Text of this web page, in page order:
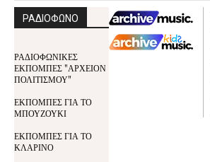
ΡΑΔΙΟΦΩΝΟ
ΡΑΔΙΟΦΩΝΙΚΕΣ
ΕΚΠΟΜΠΕΣ "ΑΡΧΕΙΟΝ
ΠΟΛΙΤΙΣΜΟΥ"
ΕΚΠΟΜΠΕΣ ΓΙΑ ΤΟ
ΜΠΟΥΖΟΥΚΙ
ΕΚΠΟΜΠΕΣ ΓΙΑ ΤΟ
ΚΛΑΡΙΝΟ